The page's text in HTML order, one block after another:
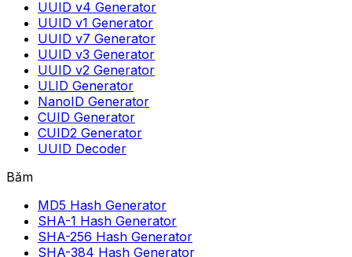
UUID v4 Generator
UUID v1 Generator
UUID v7 Generator
UUID v3 Generator
UUID v2 Generator
ULID Generator
NanoID Generator
CUID Generator
CUID2 Generator
UUID Decoder
Băm
MD5 Hash Generator
SHA-1 Hash Generator
SHA-256 Hash Generator
SHA-384 Hash Generator